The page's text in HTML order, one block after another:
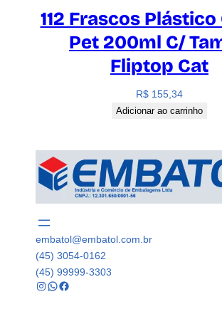
112 Frascos
Pet 200ml C/
Fliptop Cat
R$ 155,34
Adicionar ao carrinho
embatol@embatol.com.br
(45) 3054-0162
(45) 99999-3303
Instagram WhatsApp Facebook